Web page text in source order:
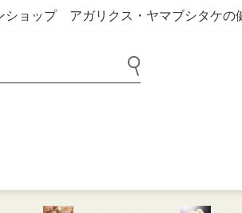
ショップ アガリクス・ヤマブシタケの